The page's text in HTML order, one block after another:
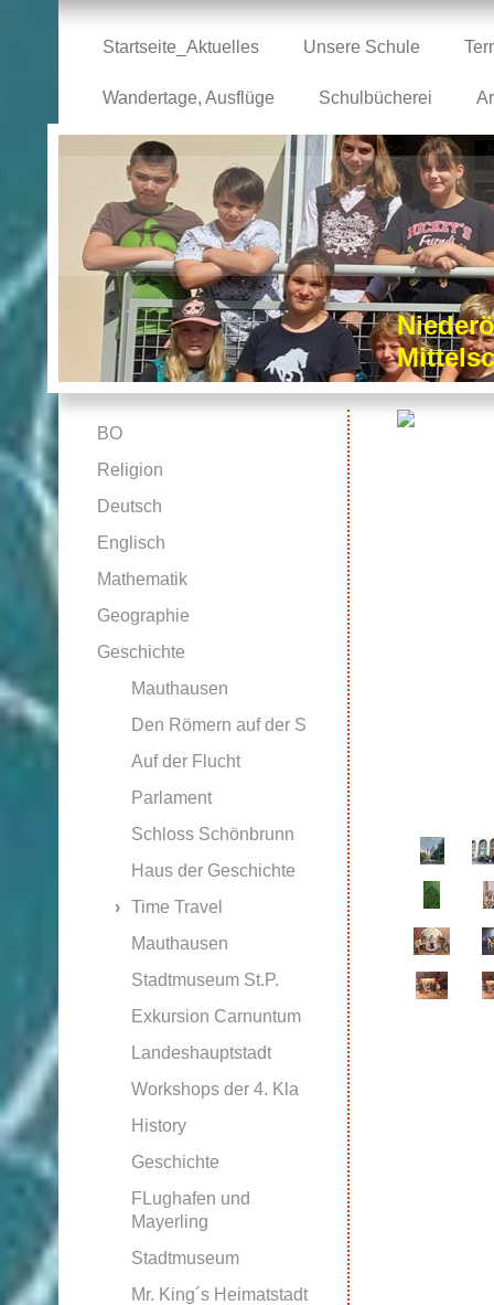
Startseite_Aktuelles Unsere Schule
Wandertage, Ausflüge Schulbücherei
BO
Religion
Deutsch
Englisch
Mathematik
Geographie
Geschichte
Mauthausen
Den Römern auf der S
Auf der Flucht
Parlament
Schloss Schönbrunn
Haus der Geschichte
Time Travel
Mauthausen
Stadtmuseum St.P.
Exkursion Carnuntum
Landeshauptstadt
Workshops der 4. Kla
History
Geschichte
FLughafen und
Mayerling
Stadtmuseum
Mr. King´s Heimatstadt